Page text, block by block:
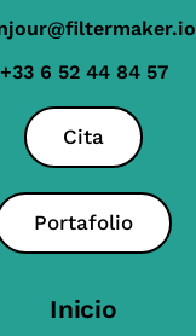
+33 6 52 44 84 57
Cita
Portafolio
Inicio